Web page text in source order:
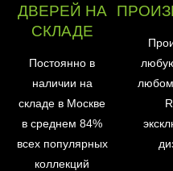
ДВЕРЕЙ НА
СКЛАДЕ
Постоянно в
наличии на
складе в Москве
в среднем 84%
всех популярных
коллекций